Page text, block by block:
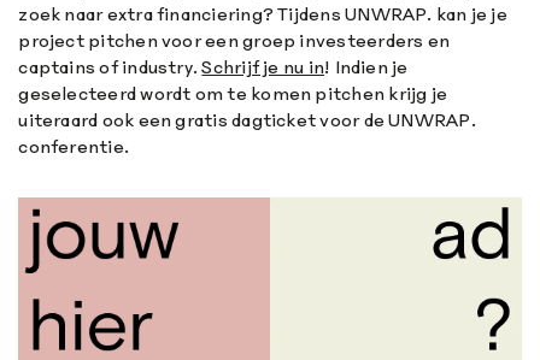
zoek naar extra financiering? Tijdens UNWRAP. kan je je
project pitchen voor een groep investeerders en
captains of industry.Schrijf je nu in! Indien je
geselecteerd wordt om te komen pitchen krijg je
uiteraard ook een gratis dagticket voor de UNWRAP.
conferentie.